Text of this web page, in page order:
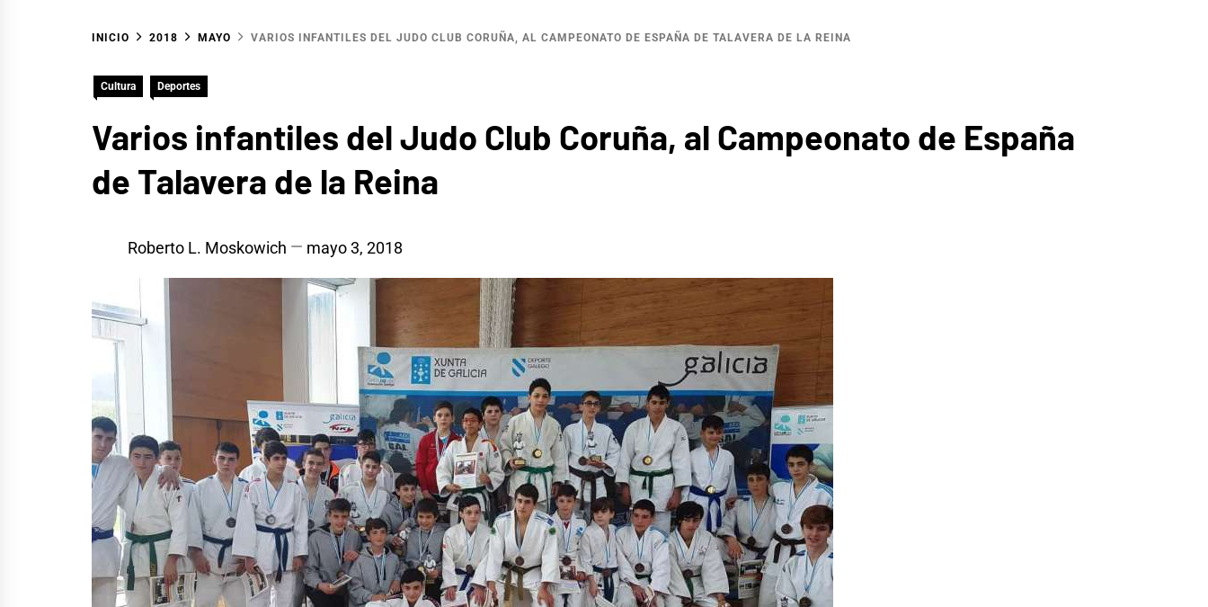
INICIO 2018 MAYO VARIOS INFANTILES DEL JUDO CLUB CORUÑA, AL CAMPEONATO DE ESPAÑA DE TALAVERA DE LA REINA
Cultura Deportes
Varios infantiles del Judo Club Coruña, al Campeonato de España
de Talavera de la Reina
Roberto L. Moskowich mayo 3, 2018